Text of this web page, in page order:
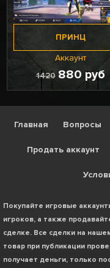
ПРИНЦ
Аккаунт
1420 880 руб
Главная Вопросы
Продать аккаунт
Покупайте игровые
игроков, а также
сделке. Все сделки на
товар при публикации
получает деньги, только